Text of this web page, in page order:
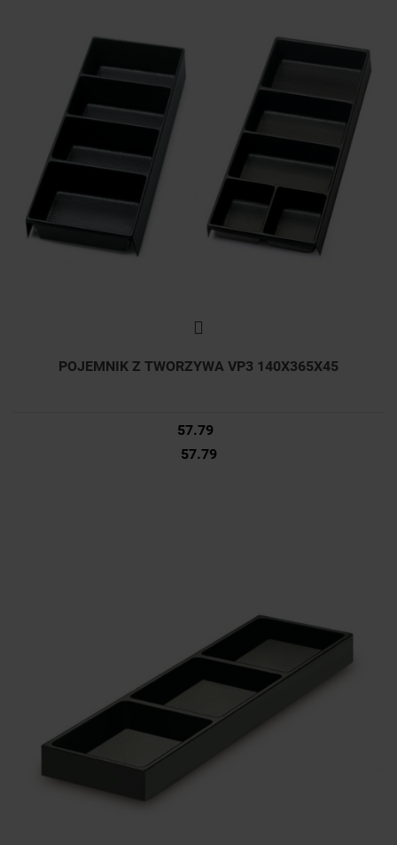
POJEMNIK Z TWORZYWA VP3 140X365X45
57.79
57.79